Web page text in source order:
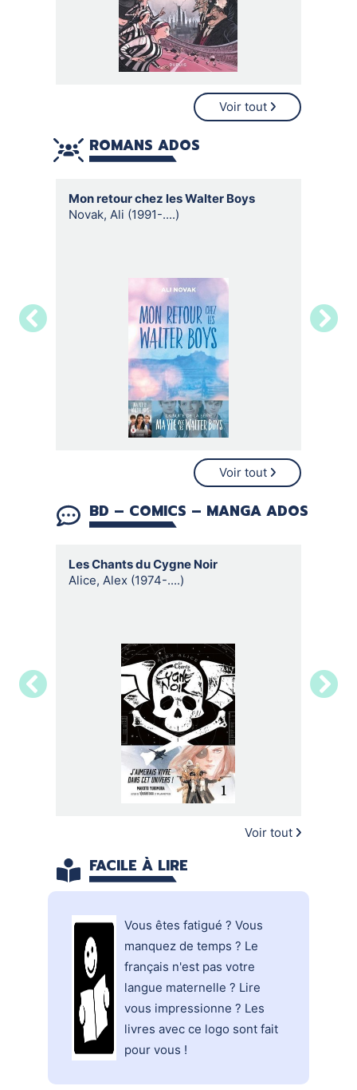
Voir tout
ROMANS ADOS
Mon retour chez les Walter Boys
Novak, Ali (1991-....)
Voir tout
BD – COMICS – MANGA ADOS
Les Chants du Cygne Noir
Alice, Alex (1974-....)
Voir tout
FACILE À LIRE
Vous êtes fatigué ? Vous
manquez de temps ? Le
français n'est pas votre
langue maternelle ? Lire
vous impressionne ? Les
livres avec ce logo sont fait
pour vous !